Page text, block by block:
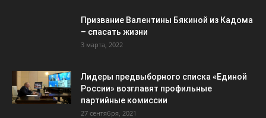
Призвание Валентины Бякиной из Кадома
– спасать жизни
3 марта, 2022
Лидеры предвыборного списка «Единой
России» возглавят профильные
партийные комиссии
27 сентября, 2021